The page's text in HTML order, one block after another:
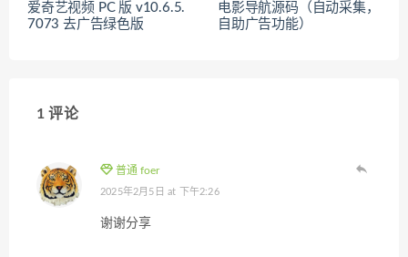
爱奇艺视频 PC 版 v10.6.5.
7073 去广告绿色版
电影导航源码（自动采集，
自助广告功能）
1 评论
普通 foer
2025年2月5日 at 下午2:26
谢谢分享